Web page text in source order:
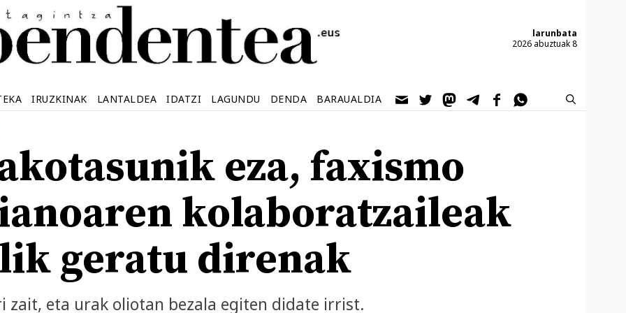
larunbata
2026 abuztuak 8
IRUZKINAK LANTALDEA IDATZI LAGUNDU DENDA BARAUALDIA
eza, faxismo
kolaboratzaileak
geratu direnak
zait, eta urak oliotan bezala egiten didate irrist.